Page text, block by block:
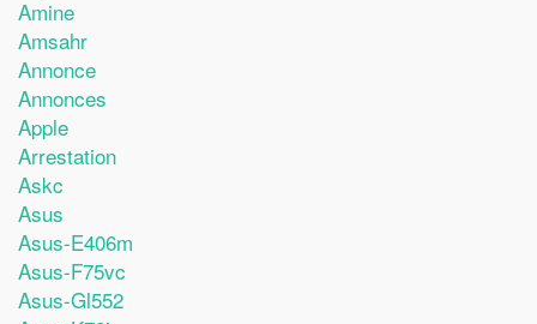
Amine
Amsahr
Annonce
Annonces
Apple
Arrestation
Askc
Asus
Asus-E406m
Asus-F75vc
Asus-Gl552